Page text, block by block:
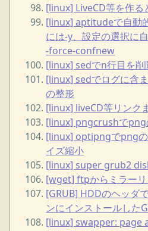
[linux] LiveCD等を作る
[linux] aptitudeで自動
には-y、設定の選択に
-force-confnew
[linux] sedでn行目を削
[linux] sedでログに含
の整形
[linux] liveCD等リンク
[linux] pngcrushでpng
[linux] optipngでpng
イズ縮小
[linux] super grub2
[wget] ftpからミラーリ
[GRUB] HDDのヘッダ
ンにインストールした
[linux] swapper: page